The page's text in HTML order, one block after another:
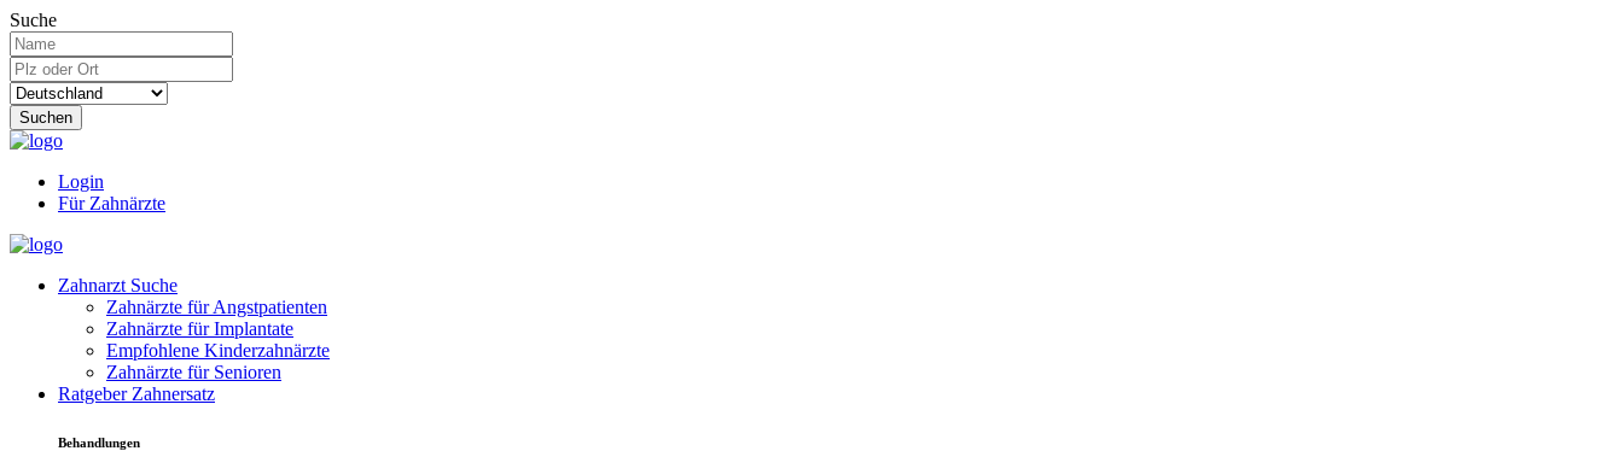
Suche
Suchen
Login
Für Zahnärzte
Zahnarzt Suche
Zahnärzte für Angstpatienten
Zahnärzte für Implantate
Empfohlene Kinderzahnärzte
Zahnärzte für Senioren
Ratgeber Zahnersatz
Behandlungen